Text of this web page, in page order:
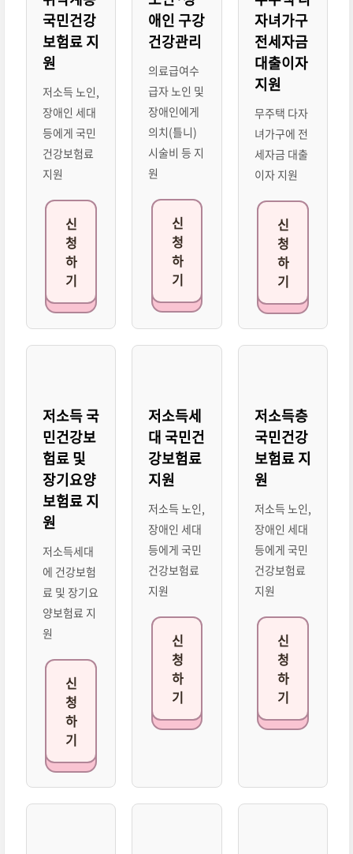
국민건강
보험료 지
원
저소득 노인,
장애인 세대
등에게 국민
건강보험료
지원
신
청
하
기
애인 구강
건강관리
의료급여수
급자 노인 및
장애인에게
의치(틀니)
시술비 등 지
원
신
청
하
기
자녀가구
전세자금
대출이자
지원
무주택 다자
녀가구에 전
세자금 대출
이자 지원
신
청
하
기
저소득 국
민건강보
험료 및
장기요양
보험료 지
원
저소득세대
에 건강보험
료 및 장기요
양보험료 지
원
신
청
하
기
저소득세
대 국민건
강보험료
지원
저소득 노인,
장애인 세대
등에게 국민
건강보험료
지원
신
청
하
기
저소득층
국민건강
보험료 지
원
저소득 노인,
장애인 세대
등에게 국민
건강보험료
지원
신
청
하
기